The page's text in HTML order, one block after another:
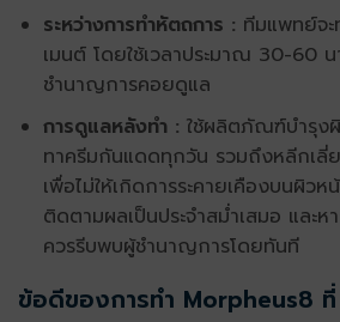
ระหว่างการทำหัตถการ : ทีมแพทย์จะ
เมนต์ โดยใช้เวลาประมาณ 30-60
ชำนาญการคอยดูแล
การดูแลหลังทำ : ใช้ผลิตภัณฑ์บำรุง
ทาครีมกันแดดทุกวัน รวมถึงหลีกเลี่
เพื่อไม่ให้เกิดการระคายเคืองบนผิว
ติดตามผลเป็นประจำสม่ำเสมอ และ
ควรรีบพบผู้ชำนาญการโดยทันที
ข้อดีของการทำ Morpheus8